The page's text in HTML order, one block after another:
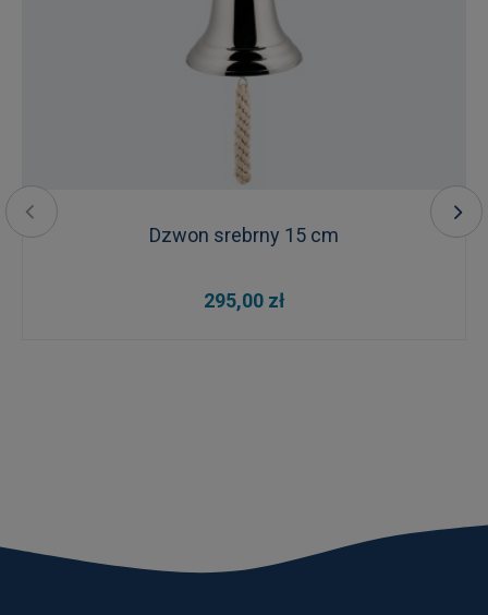
Dzwon srebrny 15 cm
295,00 zł